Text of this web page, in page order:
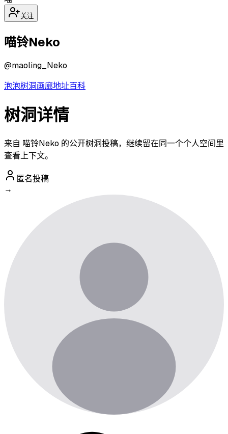
关注
喵铃Neko
@maoling_Neko
泡泡树洞画廊地址百科
树洞详情
来自 喵铃Neko 的公开树洞投稿，继续留在同一个个人空间里
查看上下文。
匿名投稿
→